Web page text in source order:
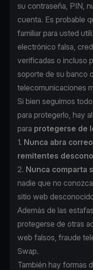
su contraseña, PIN,
cuenta. Es probable
familiar para usted
electrónico falsa,
verificadas o incluso
soporte de su banco
telecomunicaciones
Si bien seguimos
para protegerlo, hay
para protegerse de
1. Nunca abra
remitentes
2. Nunca comparta
nadie que no
sitio web
Además de las
protegerse de otras
web falsos, fraude
Swap.
También hay formas